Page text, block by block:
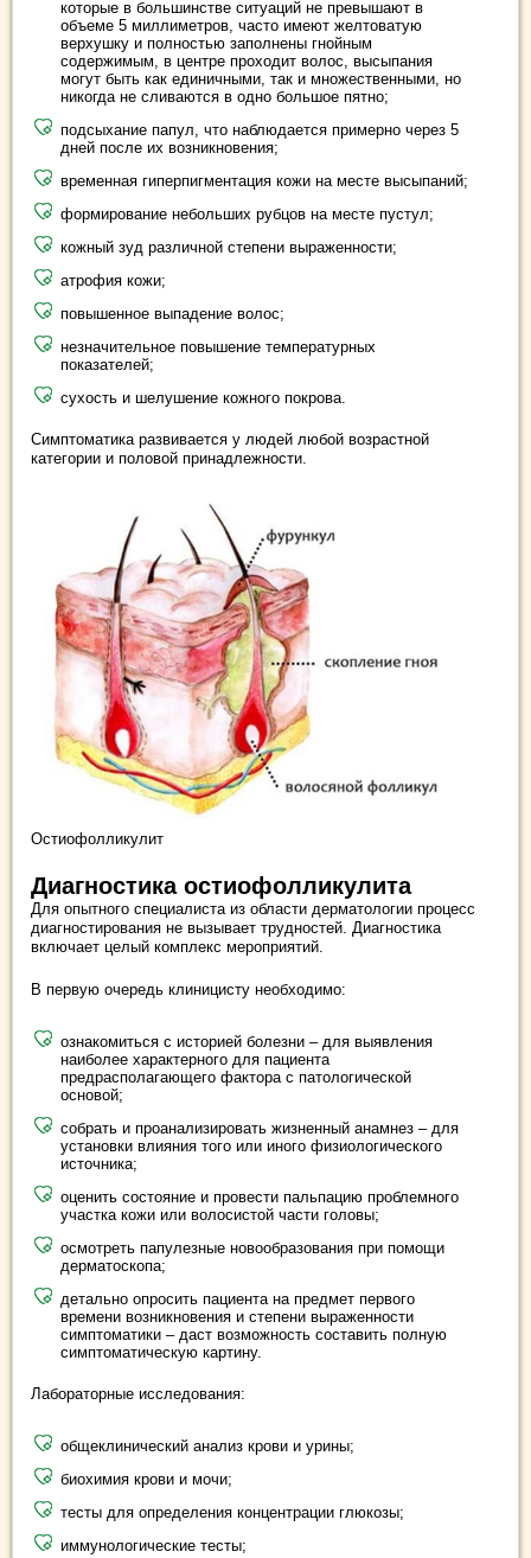
которые в большинстве ситуаций не превышают в
объеме 5 миллиметров, часто имеют желтоватую
верхушку и полностью заполнены гнойным
содержимым, в центре проходит волос, высыпания
могут быть как единичными, так и множественными, но
никогда не сливаются в одно большое пятно;
подсыхание папул, что наблюдается примерно через 5
дней после их возникновения;
временная гиперпигментация кожи на месте высыпаний;
формирование небольших рубцов на месте пустул;
кожный зуд различной степени выраженности;
атрофия кожи;
повышенное выпадение волос;
незначительное повышение температурных
показателей;
сухость и шелушение кожного покрова.
Симптоматика развивается у людей любой возрастной
категории и половой принадлежности.
Остиофолликулит
Диагностика остиофолликулита
Для опытного специалиста из области дерматологии процесс
диагностирования не вызывает трудностей. Диагностика
включает целый комплекс мероприятий.
В первую очередь клиницисту необходимо:
ознакомиться с историей болезни – для выявления
наиболее характерного для пациента
предрасполагающего фактора с патологической
основой;
собрать и проанализировать жизненный анамнез – для
установки влияния того или иного физиологического
источника;
оценить состояние и провести пальпацию проблемного
участка кожи или волосистой части головы;
осмотреть папулезные новообразования при помощи
дерматоскопа;
детально опросить пациента на предмет первого
времени возникновения и степени выраженности
симптоматики – даст возможность составить полную
симптоматическую картину.
Лабораторные исследования:
общеклинический анализ крови и урины;
биохимия крови и мочи;
тесты для определения концентрации глюкозы;
иммунологические тесты;